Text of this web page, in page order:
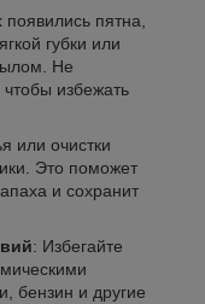
пятна,
губки или
Не
избежать
или очистки
Это поможет
и сохранит
: Избегайте
бензин и другие